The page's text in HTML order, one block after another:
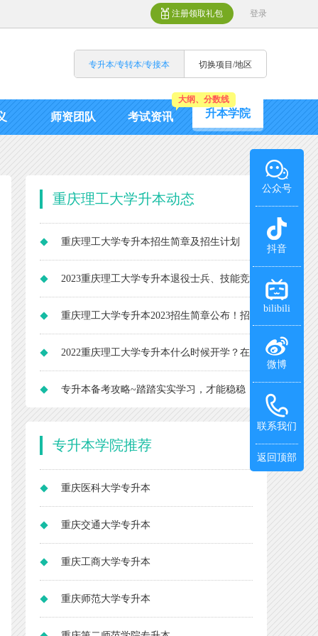
注册领取礼包 登录
专升本/专转本/专接本 切换项目/地区
师资团队 考试资讯
大纲、分数线
升本学院
重庆理工大学升本动态
重庆理工大学专升本招生简章及招生计划
2025
2023重庆理工大学专升本退役士兵、技能竞
赛免试生录取结果！
重庆理工大学专升本2023招生简章公布！招
生专业扩招至5个
2022重庆理工大学专升本什么时候开学？在
哪个校区？
专升本备考攻略~踏踏实实学习，才能稳稳
专升本学院推荐
重庆医科大学专升本
重庆交通大学专升本
重庆工商大学专升本
重庆师范大学专升本
公众号
抖音
bilibili
微博
联系我们
返回顶部